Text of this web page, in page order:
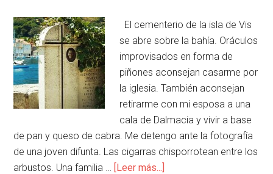
El cementerio de la isla de Vis
se abre sobre la bahía. Oráculos
improvisados en forma de
piñones aconsejan casarme por
la iglesia. También aconsejan
retirarme con mi esposa a una
cala de Dalmacia y vivir a base
de pan y queso de cabra. Me detengo ante la fotografía
de una joven difunta. Las cigarras chisporrotean entre los
arbustos. Una familia … [Leer más...]